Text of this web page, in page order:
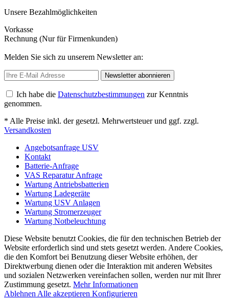
Unsere Bezahlmöglichkeiten
Vorkasse
Rechnung (Nur für Firmenkunden)
Melden Sie sich zu unserem Newsletter an:
Newsletter abonnieren
Ich habe die Datenschutzbestimmungen zur Kenntnis
genommen.
* Alle Preise inkl. der gesetzl. Mehrwertsteuer und ggf. zzgl.
Versandkosten
Angebotsanfrage USV
Kontakt
Batterie-Anfrage
VAS Reparatur Anfrage
Wartung Antriebsbatterien
Wartung Ladegeräte
Wartung USV Anlagen
Wartung Stromerzeuger
Wartung Notbeleuchtung
Diese Website benutzt Cookies, die für den technischen Betrieb der
Website erforderlich sind und stets gesetzt werden. Andere Cookies,
die den Komfort bei Benutzung dieser Website erhöhen, der
Direktwerbung dienen oder die Interaktion mit anderen Websites
und sozialen Netzwerken vereinfachen sollen, werden nur mit Ihrer
Zustimmung gesetzt. Mehr Informationen
Ablehnen Alle akzeptieren Konfigurieren